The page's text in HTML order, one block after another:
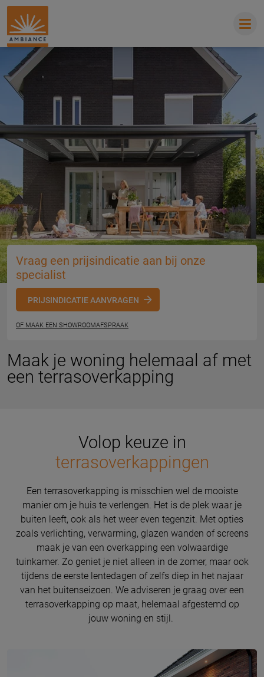
Vraag een prijsindicatie aan bij onze
specialist
PRIJSINDICATIE AANVRAGEN
OF MAAK EEN SHOWROOMAFSPRAAK
Maak je woning helemaal af met
een terrasoverkapping
Volop keuze in
terrasoverkappingen
Een terrasoverkapping is misschien wel de mooiste
manier om je huis te verlengen. Het is de plek waar je
buiten leeft, ook als het weer even tegenzit. Met opties
zoals verlichting, verwarming, glazen wanden of screens
maak je van een overkapping een volwaardige
tuinkamer. Zo geniet je niet alleen in de zomer, maar ook
tijdens de eerste lentedagen of zelfs diep in het najaar
van het buitenseizoen. We adviseren je graag over een
terrasoverkapping op maat, helemaal afgestemd op
jouw woning en stijl.